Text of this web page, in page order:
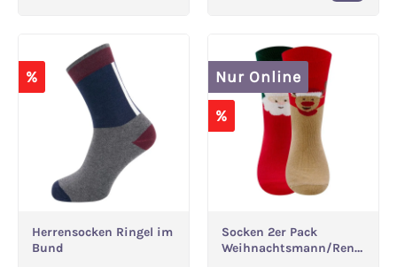
%
Herrensocken Ringel im
Bund
Nur Online
%
Socken 2er Pack
Weihnachtsmann/Renti